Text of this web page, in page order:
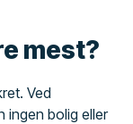
mest?
Ved
ingen bolig eller